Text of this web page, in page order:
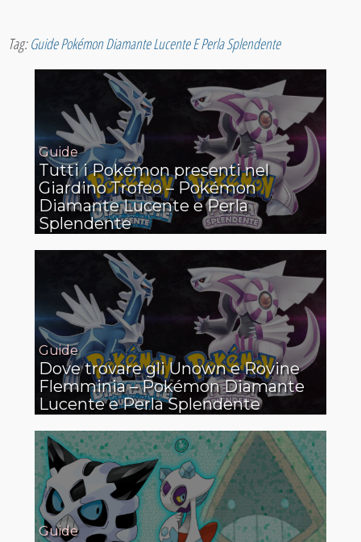
Tag:Guide Pokémon Diamante Lucente E Perla Splendente
Guide
Tutti i Pokémon presenti nel
Giardino Trofeo – Pokémon
Diamante Lucente e Perla
Splendente
Guide
Dove trovare gli Unown e Rovine
Flemminia – Pokémon Diamante
Lucente e Perla Splendente
Guide